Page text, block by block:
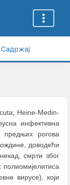
Садржај
Heine-Medin-
инфективна
предњих рогова
доводећи
смрти због
вирусе), који